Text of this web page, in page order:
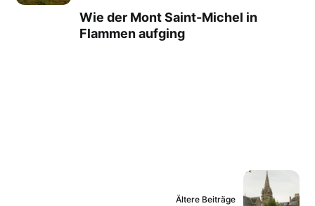
Wie der Mont Saint-Michel in
Flammen aufging
Ältere Beiträge